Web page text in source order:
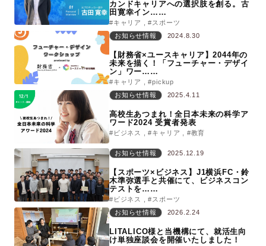
カンドキャリアへの選択肢を創る。古
田寛幸イン……
#キャリア
#スポーツ
お知らせ情報
2024.8.30
【財務省×ユースキャリア】2044年の
未来を描く！「フューチャー・デザイ
ン」ワー……
#キャリア
#pickup
お知らせ情報
2025.4.11
高校生あつまれ！全日本未来の科学ア
ワード2024 受賞者発表
#ビジネス #キャリア #教育
お知らせ情報 2025.12.19
【スポーツ×ビジネス】J1横浜FC・鈴
木準弥選手と共催にて、ビジネスコン
テストを……
#ビジネス
#スポーツ
お知らせ情報
2026.2.24
LITALICO様と当機構にて、就活生向
け単独座談会を開催いたしました！